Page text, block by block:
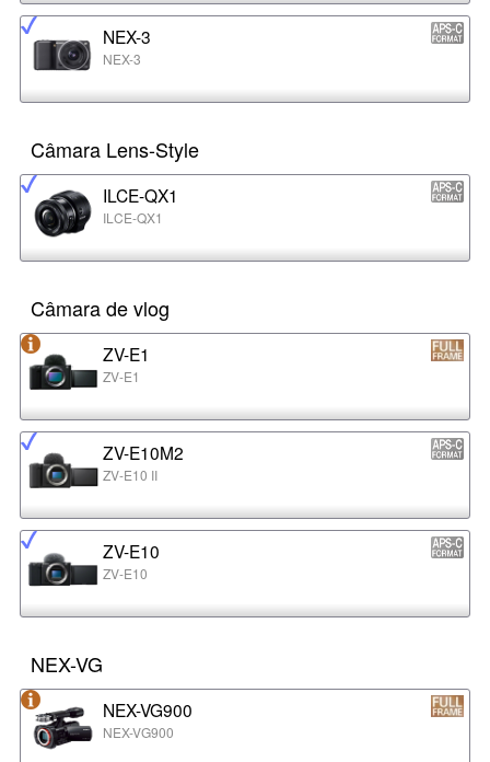
NEX-3
NEX-3
Câmara Lens-Style
ILCE-QX1
ILCE-QX1
Câmara de vlog
ZV-E1
ZV-E1
ZV-E10M2
ZV-E10 II
ZV-E10
ZV-E10
NEX-VG
NEX-VG900
NEX-VG900